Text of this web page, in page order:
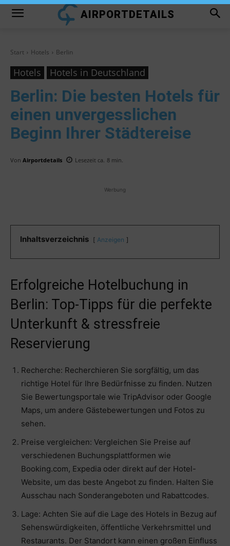
AIRPORTDETAILS
Start Hotels Berlin
Hotels Hotels in Deutschland
Berlin: Die besten Hotels für
einen unvergesslichen
Beginn Ihrer Städtereise
Von Airportdetails Lesezeit ca. 8 min.
Werbung
Inhaltsverzeichnis Anzeigen
Erfolgreiche Hotelbuchung in
Berlin: Top-Tipps für die perfekte
Unterkunft & stressfreie
Reservierung
Recherche: Recherchieren Sie sorgfältig, um das
richtige Hotel für Ihre Bedürfnisse zu finden. Nutzen
Sie Bewertungsportale wie TripAdvisor oder Google
Maps, um andere Gästebewertungen und Fotos zu
sehen.
Preise vergleichen: Vergleichen Sie Preise auf
verschiedenen Buchungsplattformen wie
Booking.com, Expedia oder direkt auf der Hotel-
Website, um das beste Angebot zu finden. Halten Sie
Ausschau nach Sonderangeboten und Rabattcodes.
Lage: Achten Sie auf die Lage des Hotels in Bezug auf
Sehenswürdigkeiten, öffentliche Verkehrsmittel und
Restaurants. Der Standort kann einen großen Einfluss